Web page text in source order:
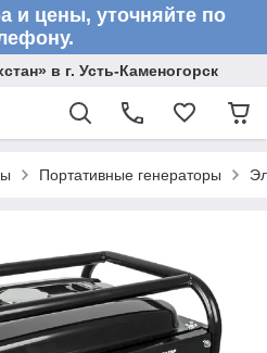
и цены, уточняйте по
в г. Усть-Каменогорск
Портативные генераторы